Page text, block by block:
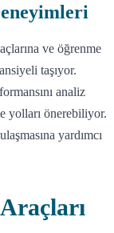
ve öğrenme
taşıyor.
analiz
yolları önerebiliyor.
yardımcı